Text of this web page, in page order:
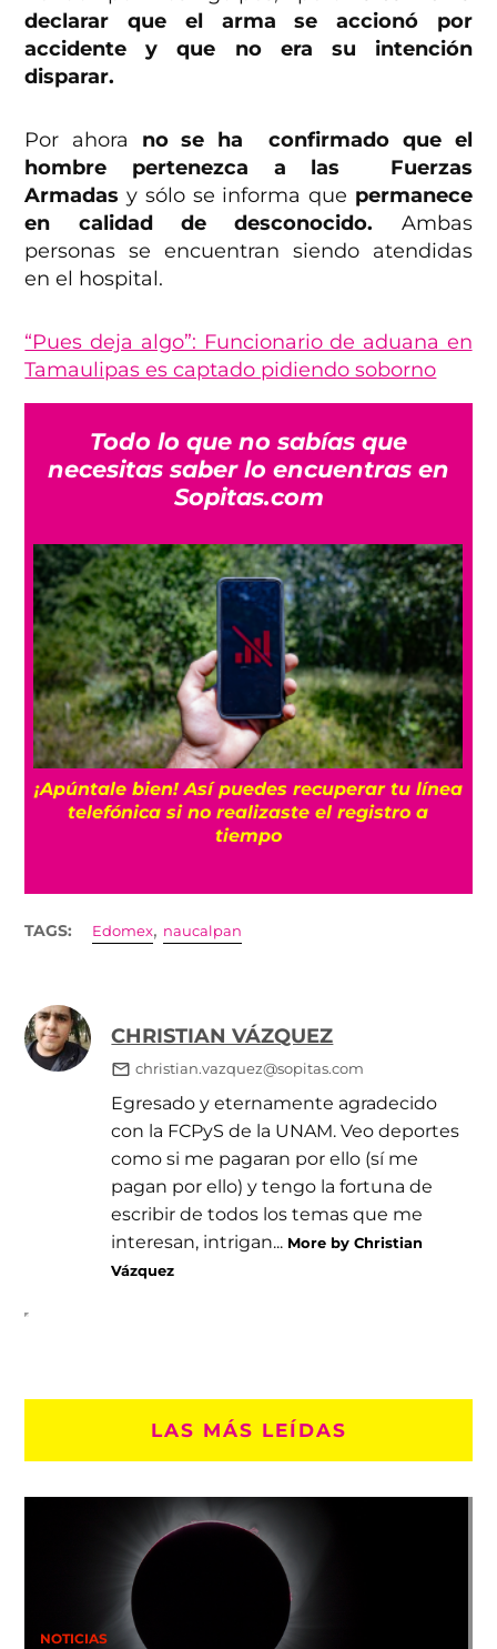
declarar que el arma se accionó por
accidente y que no era su intención
disparar.
Por ahora no se ha confirmado que el
hombre pertenezca a las Fuerzas
Armadas y sólo se informa que permanece
en calidad de desconocido. Ambas
personas se encuentran siendo atendidas
en el hospital.
“Pues deja algo”: Funcionario de aduana en
Tamaulipas es captado pidiendo soborno
Todo lo que no sabías que
necesitas saber lo encuentras en
Sopitas.com
¡Apúntale bien! Así puedes recuperar tu línea
telefónica si no realizaste el registro a
tiempo
TAGS: Edomex, naucalpan
CHRISTIAN VÁZQUEZ
christian.vazquez@sopitas.com
Egresado y eternamente agradecido
con la FCPyS de la UNAM. Veo deportes
como si me pagaran por ello (sí me
pagan por ello) y tengo la fortuna de
escribir de todos los temas que me
interesan, intrigan... More by Christian
Vázquez
LAS MÁS LEÍDAS
NOTICIAS